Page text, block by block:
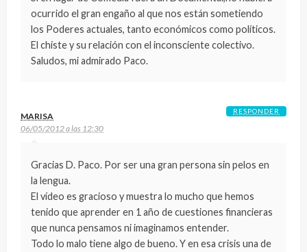
ocurrido el gran engaño al que nos están sometiendo
los Poderes actuales, tanto económicos como políticos.
El chiste y su relación con el inconsciente colectivo.
Saludos, mi admirado Paco.
MARISA
06/05/2012 a las 12:30
Gracias D. Paco. Por ser una gran persona sin pelos en
la lengua.
El vídeo es gracioso y muestra lo mucho que hemos
tenido que aprender en 1 año de cuestiones financieras
que nunca pensamos ni imaginamos entender.
Todo lo malo tiene algo de bueno. Y en esa crisis una de
RESPONDER